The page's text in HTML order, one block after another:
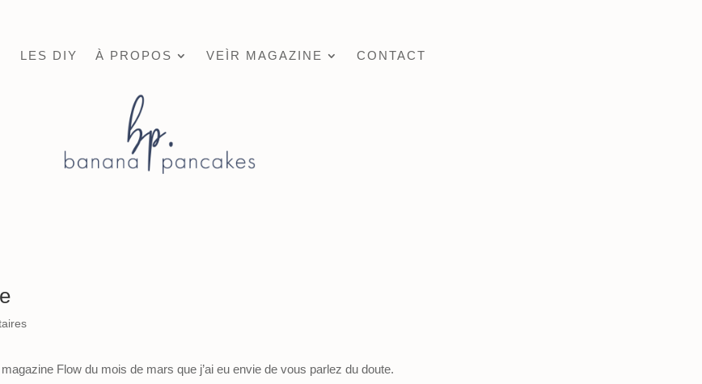
LES DIY À PROPOS VEÌR MAGAZINE CONTACT
Flow du mois de mars que j’ai eu envie de vous parlez du doute.